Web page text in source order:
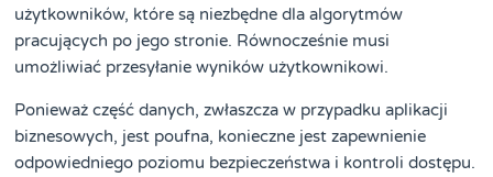
użytkowników, które są niezbędne dla algorytmów
pracujących po jego stronie. Równocześnie musi
umożliwiać przesyłanie wyników użytkownikowi.
Ponieważ część danych, zwłaszcza w przypadku aplikacji
biznesowych, jest poufna, konieczne jest zapewnienie
odpowiedniego poziomu bezpieczeństwa i kontroli dostępu.